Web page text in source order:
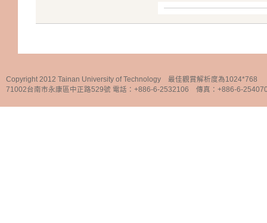
Copyright 2012 Tainan University of Technology 最佳觀賞解析度為1024*768
71002台南市永康區中正路529號 電話：+886-6-2532106 傳真：+886-6-